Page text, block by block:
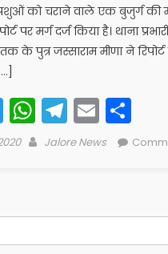
पशुओं को चराने वाले एक बुजुर्ग की
पर मर्ग दर्ज किया है। थाना
के पुत्र जस्साराम मीणा ने
Twitter
WhatsApp
Telegram
Email
Author
Jalore News